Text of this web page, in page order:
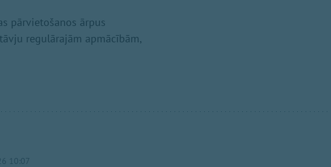
pārvietošanos ārpus
regulārajām apmācībām,
10:07